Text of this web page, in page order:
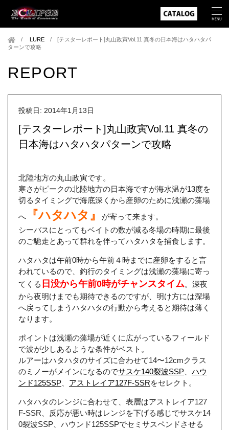
LURE /[テスターレポート]丸山政寅Vol.11 真冬の日本海はハタハタパ
ターンで攻略
REPORT
投稿日: 2014年1月13日
[テスターレポート]丸山政寅Vol.11 真冬の
日本海はハタハタパターンで攻略
北陸地方の丸山政寅です。
寒さがピークの北陸地方の日本海ですが海水温が13度を
切るタイミングで海底深くから産卵のために浅瀬の藻場
へ
『ハタハタ』
が寄って来ます。
シーバスにとってもベイトの数が減る冬場の時期に最後
のご馳走とあって群れを伴ってハタハタを捕食します。
ハタハタは午前0時から午前４時までに産卵をすると言
われているので、釣行のタイミングは浅瀬の藻場に寄っ
てくる 日没から午前0時がチャンスタイム。深夜
から夜明けまでも期待できるのですが、明け方には深場
へ戻ってしまうハタハタの行動から考えると期待は薄く
なります。
ポイントは浅瀬の藻場が近くに広がっているフィールド
で波が少しあるような条件がベスト。
ルアーはハタハタのサイズに合わせて14〜12cmクラス
のミノーがメインになるのでサスケ140裂波SSP
ハウ
ンド125SSP
アストレイア127F-SSRをセレクト。
ハタハタのレンジに合わせて、表層はアストレイア127
F-SSR、反応が悪い時はレンジを下げる感じでサスケ14
0裂波SSP、ハウンド125SSPでセミサスペンドさせる